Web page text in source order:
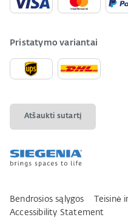
Pristatymo variantai
Atšaukti sutartį
Bendrosios sąlygos Teisinė
Accessibility Statement